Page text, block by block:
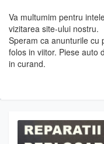
Va multumim pentru
vizitarea site-ului nostru.
Speram ca anunturile cu
folos in viitor. Piese auto
in curand.